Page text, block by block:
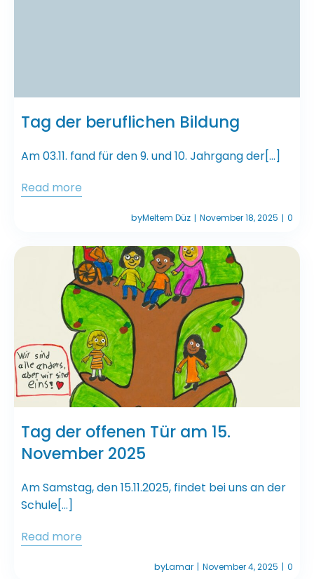
Tag der beruflichen Bildung
Am 03.11. fand für den 9. und 10. Jahrgang der[…]
Read more
byMeltem Düz | November 18, 2025 | 0
Tag der offenen Tür am 15.
November 2025
Am Samstag, den 15.11.2025, findet bei uns an der
Schule[…]
Read more
byLamar | November 4, 2025 | 0